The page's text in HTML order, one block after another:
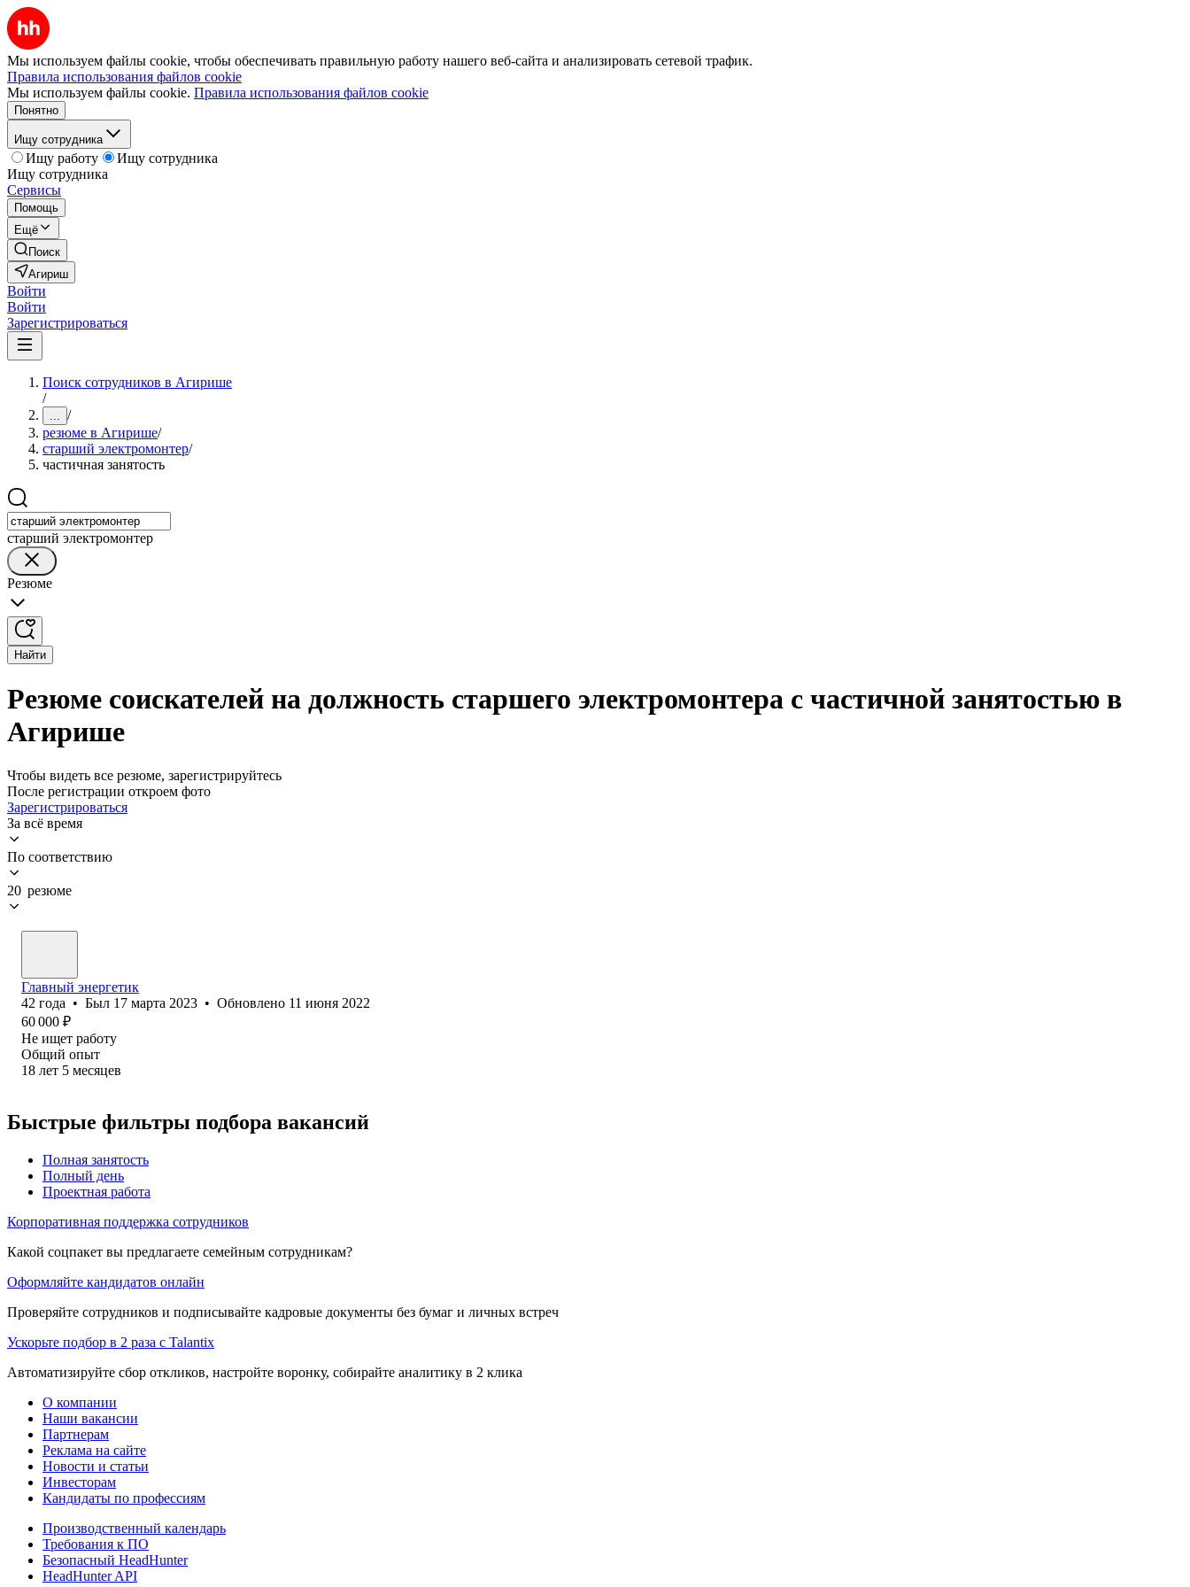
Мы используем файлы cookie, чтобы обеспечивать правильную работу нашего веб-сайта и анализировать сетевой трафик.
Правила использования файлов cookie
Мы используем файлы cookie. Правила использования файлов cookie
Понятно
Ищу сотрудника
Ищу работу
Ищу сотрудника
Ищу сотрудника
Сервисы
Помощь
Ещё
Поиск
Агириш
Войти
Войти
Зарегистрироваться
Поиск сотрудников в Агирише
/
... /
резюме в Агирише/
старший электромонтер/
частичная занятость
старший электромонтер
Резюме
Найти
Резюме соискателей на должность старшего электромонтера с частичной занятостью в
Агирише
Чтобы видеть все резюме, зарегистрируйтесь
После регистрации откроем фото
Зарегистрироваться
За всё время
По соответствию
20 резюме
Главный энергетик
42 года • Был 17 марта 2023 • Обновлено 11 июня 2022
60 000 ₽
Не ищет работу
Общий опыт
18 лет 5 месяцев
Быстрые фильтры подбора вакансий
Полная занятость
Полный день
Проектная работа
Корпоративная поддержка сотрудников
Какой соцпакет вы предлагаете семейным сотрудникам?
Оформляйте кандидатов онлайн
Проверяйте сотрудников и подписывайте кадровые документы без бумаг и личных встреч
Ускорьте подбор в 2 раза с Talantix
Автоматизируйте сбор откликов, настройте воронку, собирайте аналитику в 2 клика
О компании
Наши вакансии
Партнерам
Реклама на сайте
Новости и статьи
Инвесторам
Кандидаты по профессиям
Производственный календарь
Требования к ПО
Безопасный HeadHunter
HeadHunter API